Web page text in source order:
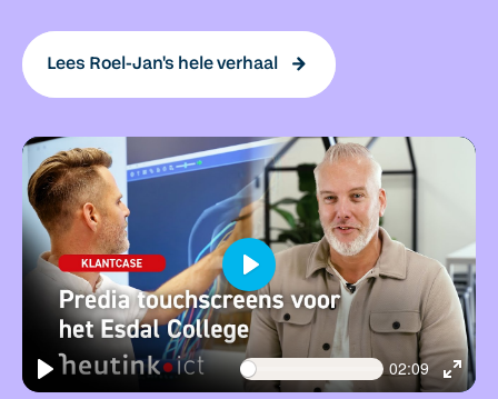
Lees Roel-Jan's hele verhaal
Play
02:09
Enter
Play